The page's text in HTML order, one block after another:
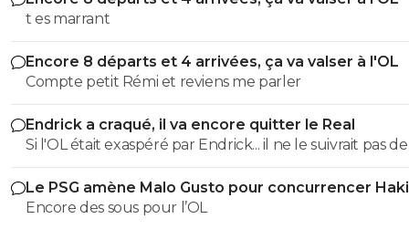
t es marrant
Encore 8 départs et 4 arrivées, ça va valser à l'OL
Compte petit Rémi et reviens me parler
Endrick a craqué, il va encore quitter le Real
Si l'OL était exaspéré par Endrick... il ne le suivrait pas
près. Bref... Quand l'équipe sera complète... ce sera beaucoup
mieux.
Le PSG amène Malo Gusto pour concurrencer
Encore des sous pour l’OL